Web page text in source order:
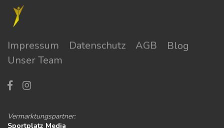
Impressum Datenschutz AGB
Blog
Unser Team
Vermarktungspartner:
Sportplatz Media